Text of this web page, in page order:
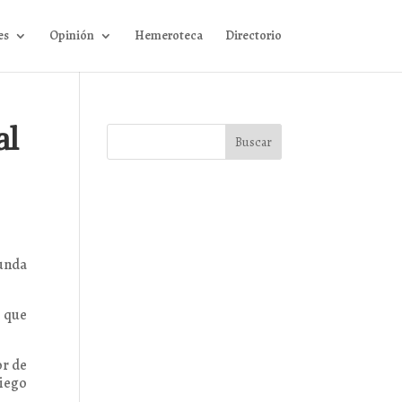
Opinión Hemeroteca Directorio
de